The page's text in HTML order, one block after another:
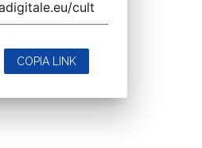
COPIA LINK